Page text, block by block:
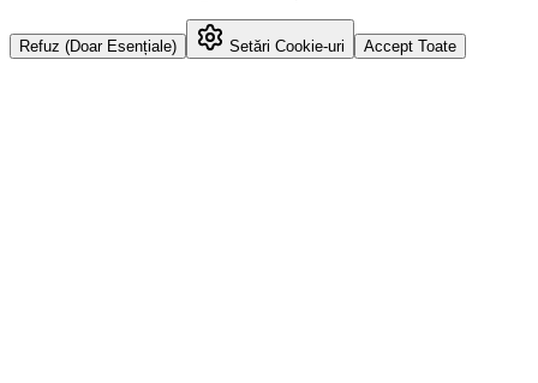
Refuz (Doar Esențiale) Setări Cookie-uri Accept Toate